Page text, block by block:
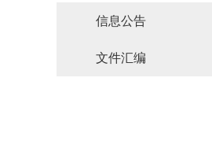
信息公告
文件汇编